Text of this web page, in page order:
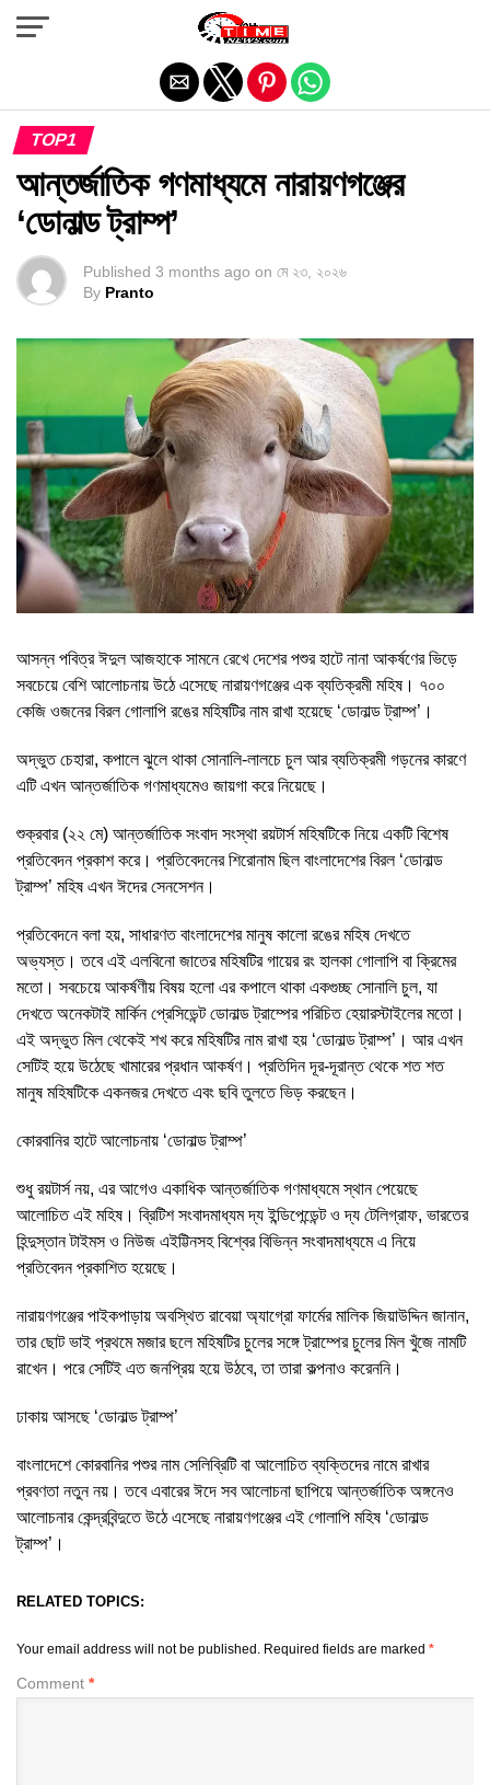
TOP1
আন্তর্জাতিক গণমাধ্যমে নারায়ণগঞ্জের
‘ডোনাল্ড ট্রাম্প’
Published 3 months ago on মে ২৩, ২০২৬
By Pranto
আসন্ন পবিত্র ঈদুল আজহাকে সামনে রেখে দেশের পশুর হাটে নানা আকর্ষণের ভিড়ে
সবচেয়ে বেশি আলোচনায় উঠে এসেছে নারায়ণগঞ্জের এক ব্যতিক্রমী মহিষ। ৭০০
কেজি ওজনের বিরল গোলাপি রঙের মহিষটির নাম রাখা হয়েছে ‘ডোনাল্ড ট্রাম্প’।
অদ্ভুত চেহারা, কপালে ঝুলে থাকা সোনালি-লালচে চুল আর ব্যতিক্রমী গড়নের কারণে
এটি এখন আন্তর্জাতিক গণমাধ্যমেও জায়গা করে নিয়েছে।
শুক্রবার (২২ মে) আন্তর্জাতিক সংবাদ সংস্থা রয়টার্স মহিষটিকে নিয়ে একটি বিশেষ
প্রতিবেদন প্রকাশ করে। প্রতিবেদনের শিরোনাম ছিল বাংলাদেশের বিরল ‘ডোনাল্ড
ট্রাম্প’ মহিষ এখন ঈদের সেনসেশন।
প্রতিবেদনে বলা হয়, সাধারণত বাংলাদেশের মানুষ কালো রঙের মহিষ দেখতে
অভ্যস্ত। তবে এই এলবিনো জাতের মহিষটির গায়ের রং হালকা গোলাপি বা ক্রিমের
মতো। সবচেয়ে আকর্ষণীয় বিষয় হলো এর কপালে থাকা একগুচ্ছ সোনালি চুল, যা
দেখতে অনেকটাই মার্কিন প্রেসিডেন্ট ডোনাল্ড ট্রাম্পের পরিচিত হেয়ারস্টাইলের মতো।
এই অদ্ভুত মিল থেকেই শখ করে মহিষটির নাম রাখা হয় ‘ডোনাল্ড ট্রাম্প’। আর এখন
সেটিই হয়ে উঠেছে খামারের প্রধান আকর্ষণ। প্রতিদিন দূর-দূরান্ত থেকে শত শত
মানুষ মহিষটিকে একনজর দেখতে এবং ছবি তুলতে ভিড় করছেন।
কোরবানির হাটে আলোচনায় ‘ডোনাল্ড ট্রাম্প’
শুধু রয়টার্স নয়, এর আগেও একাধিক আন্তর্জাতিক গণমাধ্যমে স্থান পেয়েছে
আলোচিত এই মহিষ। ব্রিটিশ সংবাদমাধ্যম দ্য ইন্ডিপেন্ডেন্ট ও দ্য টেলিগ্রাফ, ভারতের
হিন্দুস্তান টাইমস ও নিউজ এইট্টিনসহ বিশ্বের বিভিন্ন সংবাদমাধ্যমে এ নিয়ে
প্রতিবেদন প্রকাশিত হয়েছে।
নারায়ণগঞ্জের পাইকপাড়ায় অবস্থিত রাবেয়া অ্যাগ্রো ফার্মের মালিক জিয়াউদ্দিন জানান,
তার ছোট ভাই প্রথমে মজার ছলে মহিষটির চুলের সঙ্গে ট্রাম্পের চুলের মিল খুঁজে নামটি
রাখেন। পরে সেটিই এত জনপ্রিয় হয়ে উঠবে, তা তারা কল্পনাও করেননি।
ঢাকায় আসছে ‘ডোনাল্ড ট্রাম্প’
বাংলাদেশে কোরবানির পশুর নাম সেলিব্রিটি বা আলোচিত ব্যক্তিদের নামে রাখার
প্রবণতা নতুন নয়। তবে এবারের ঈদে সব আলোচনা ছাপিয়ে আন্তর্জাতিক অঙ্গনেও
আলোচনার কেন্দ্রবিন্দুতে উঠে এসেছে নারায়ণগঞ্জের এই গোলাপি মহিষ ‘ডোনাল্ড
ট্রাম্প’।
RELATED TOPICS:
Your email address will not be published. Required fields are marked *
Comment *
Exit mobile version